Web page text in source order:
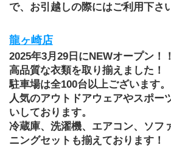
で、お引越しの際にはご利用下さ
龍ヶ崎店
2025年3月29日にNEWオープン！
高品質な衣類を取り揃えました！
駐車場は全100台以上ございます。
人気のアウトドアウェアやスポー
いしております。
冷蔵庫、洗濯機、エアコン、ソフ
ニングセットも揃えております！